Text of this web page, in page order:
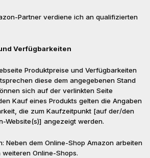
Partner verdiene ich an qualifizierten
Verfügbarkeiten
Produktpreise und Verfügbarkeiten
diese dem angegebenen Stand
sich auf der verlinkten Seite
Kauf eines Produkts gelten die Angaben
die zum Kaufzeitpunkt [auf der/den
Website(s)] angezeigt werden.
Neben dem Online-Shop Amazon arbeiten
Online-Shops.